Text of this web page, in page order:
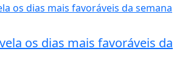
os dias mais favoráveis da